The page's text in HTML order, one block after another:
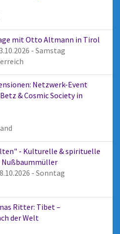
mit Otto Altmann in Tirol
- Samstag
Netzwerk-Event
& Cosmic Society in
- Kulturelle & spirituelle
- Sonntag
Ritter: Tibet –
der Welt